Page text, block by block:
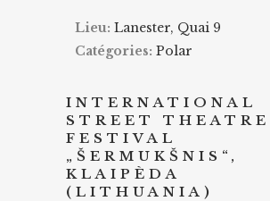
Lieu: Lanester, Quai 9
Catégories: Polar
INTERNATIONAL
STREET THEATRE
FESTIVAL
„ŠERMUKŠNIS“,
KLAIPÈDA
(LITHUANIA)